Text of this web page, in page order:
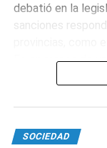
debatió en la
sanciones
Fe en manos de
intensificaron el
acoso escolar.
SOCIEDAD